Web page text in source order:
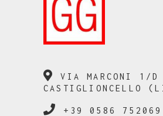
VIA MARCONI 1/
CASTIGLIONCELLO
+39 0586 752069